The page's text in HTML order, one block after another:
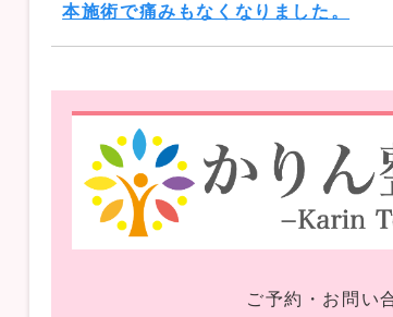
本施術で痛みもなくなりました。
ご予約・お問い